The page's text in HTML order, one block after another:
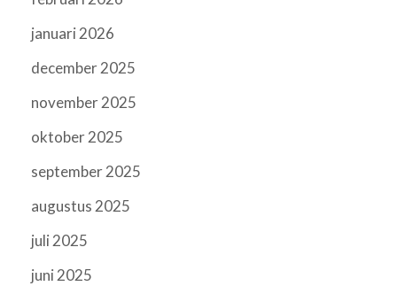
januari 2026
december 2025
november 2025
oktober 2025
september 2025
augustus 2025
juli 2025
juni 2025